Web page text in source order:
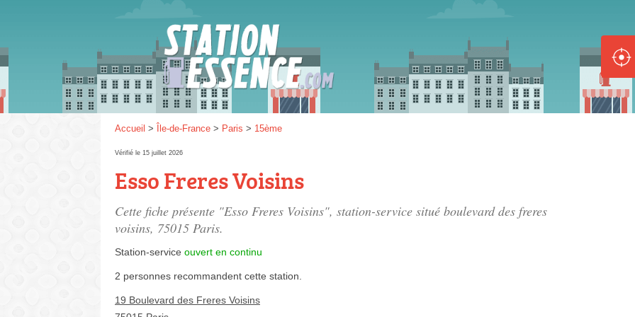
Accueil > Île-de-France > Paris > 15ème
Vérifié le 15 juillet 2026
Esso Freres Voisins
Cette fiche présente "Esso Freres Voisins", station-service situé boulevard des freres
voisins, 75015 Paris.
Station-service ouvert en continu
2 personnes recommandent cette station.
19 Boulevard des Freres Voisins
Gazole :
Disponible Épuisé
SP 98 :
SP 95 :
Disponible Épuisé